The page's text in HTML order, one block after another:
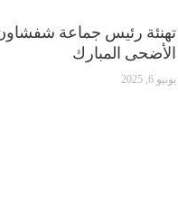
تهنئة رئيس جماعة شفشاون
الأضحى المبارك
يونيو 6, 2025